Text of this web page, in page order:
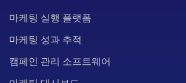
마케팅 실행 플랫폼
마케팅 성과 추적
캠페인 관리 소프트웨어